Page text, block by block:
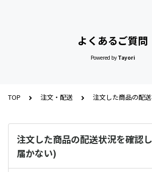
よくあるご質問
Powered by Tayori
TOP 注文・配送 注文した商品の配
注文した商品の配送状況を確認
届かない)